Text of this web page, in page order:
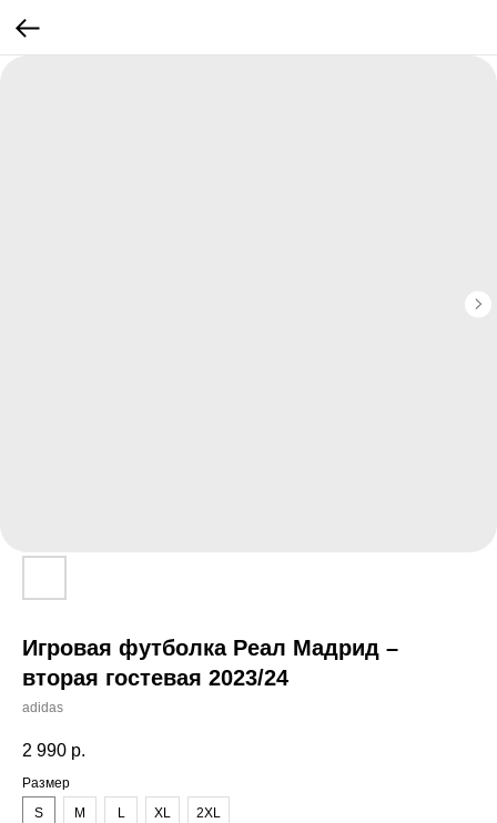
Игровая футболка Реал Мадрид –
вторая гостевая 2023/24
adidas
2 990 р.
Размер
S
M L XL 2XL